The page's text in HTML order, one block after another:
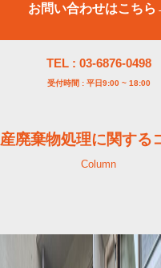
お問い合わせはこち
TEL : 03-6876-0498
受付時間 : 平日9:00 ~ 18:00
産廃棄物処理に関する
Column